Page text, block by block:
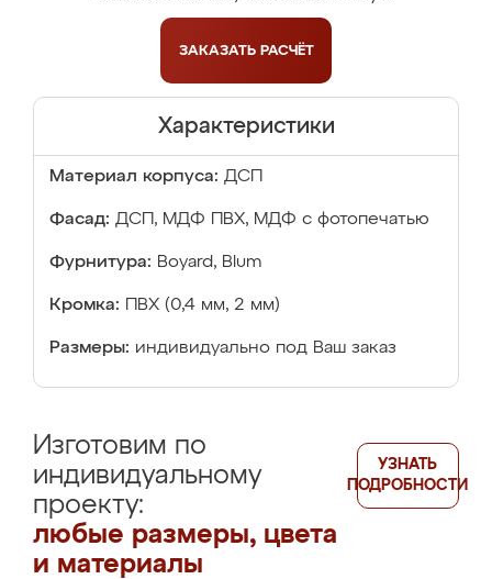
ЗАКАЗАТЬ РАСЧЁТ
Характеристики
Материал корпуса: ДСП
Фасад: ДСП, МДФ ПВХ, МДФ с фотопечатью
Фурнитура: Boyard, Blum
Кромка: ПВХ (0,4 мм, 2 мм)
Размеры: индивидуально под Ваш заказ
Изготовим по
индивидуальному
проекту:
любые размеры, цвета
и материалы
УЗНАТЬ
ПОДРОБНОСТИ